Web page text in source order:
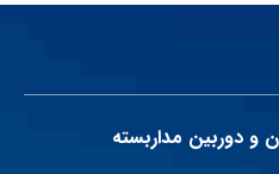
و دوربین مداربسته